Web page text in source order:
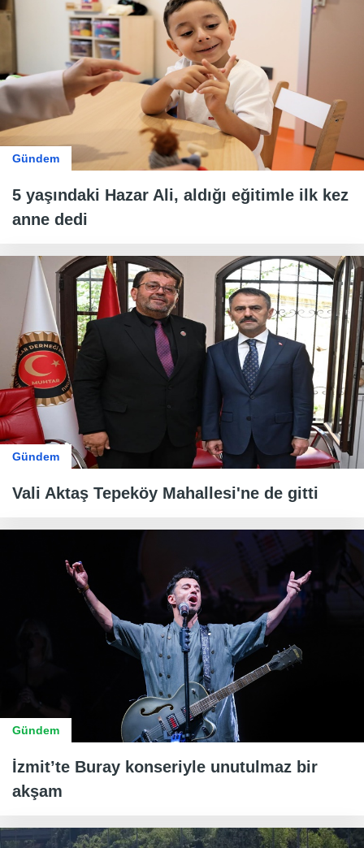
Gündem
5 yaşındaki Hazar Ali, aldığı eğitimle ilk kez
anne dedi
Gündem
Vali Aktaş Tepeköy Mahallesi'ne de gitti
Gündem
İzmit’te Buray konseriyle unutulmaz bir
akşam